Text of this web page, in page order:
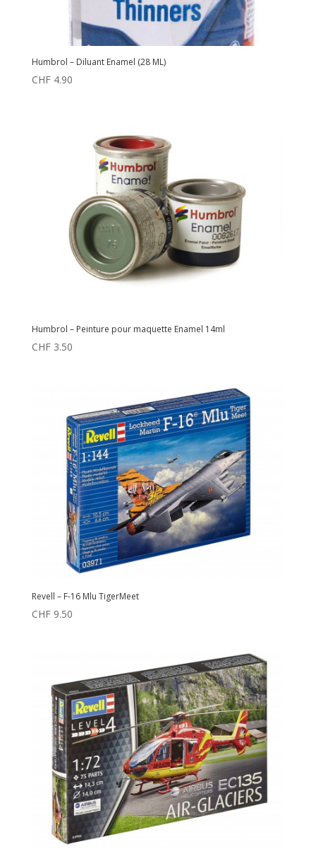
Humbrol – Diluant Enamel (28 ML)
CHF4.90
Humbrol – Peinture pour maquette Enamel 14ml
CHF3.50
Revell – F-16 Mlu TigerMeet
CHF9.50